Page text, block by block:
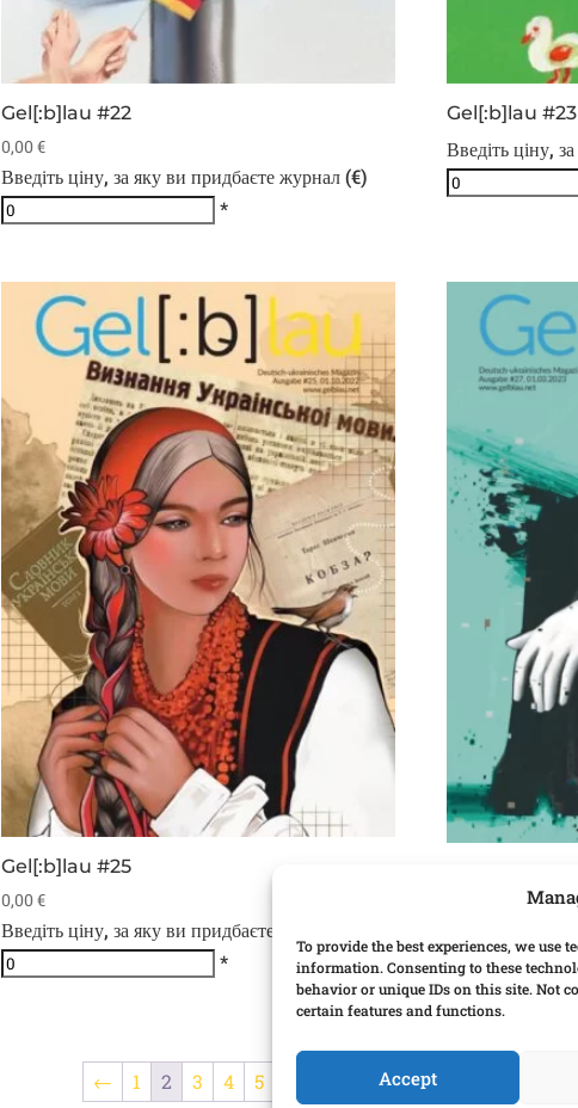
To provide the best experiences, we use
information. Consenting to these
behavior or unique IDs on this site. Not
certain features and functions.
Accept
Gel[:b]lau #22
0,00€
Введіть ціну, за яку ви придбаєте журнал (€)
*
Gel[:b]lau #23
Введіть ціну,
Gel[:b]lau #25
0,00€
Введіть ціну, за яку ви придбаєте журнал (€)
*
Введіть ціну,
← 1 2 3 4 5